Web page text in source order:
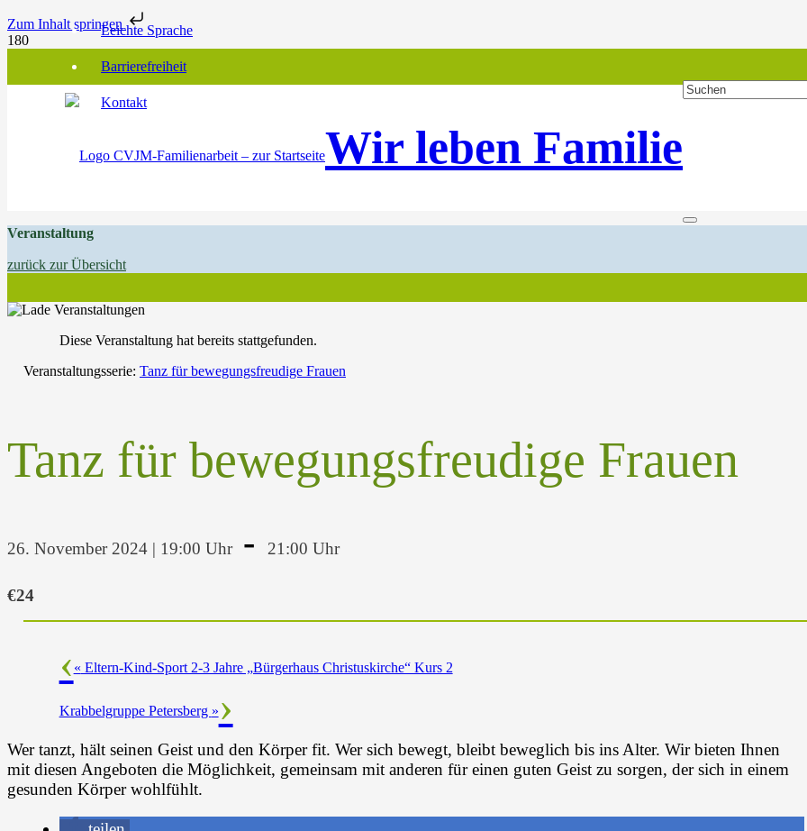
Zum Inhalt springenLeichte Sprache
Barrierefreiheit
Kontakt
Wir leben Familie
Veranstaltung
zurück zur Übersicht
Diese Veranstaltung hat bereits stattgefunden.
Veranstaltungsserie: Tanz für bewegungsfreudige Frauen
Tanz für bewegungsfreudige Frauen
26. November 2024 | 19:00 Uhr- 21:00 Uhr
€24
« Eltern-Kind-Sport 2-3 Jahre „Bürgerhaus Christuskirche“ Kurs 2
Krabbelgruppe Petersberg »
Wer tanzt, hält seinen Geist und den Körper fit. Wer sich bewegt, bleibt beweglich bis ins Alter. Wir bieten Ihnen
mit diesen Angeboten die Möglichkeit, gemeinsam mit anderen für einen guten Geist zu sorgen, der sich in einem
gesunden Körper wohlfühlt.